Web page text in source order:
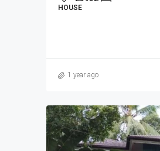
HOUSE
1 year ago